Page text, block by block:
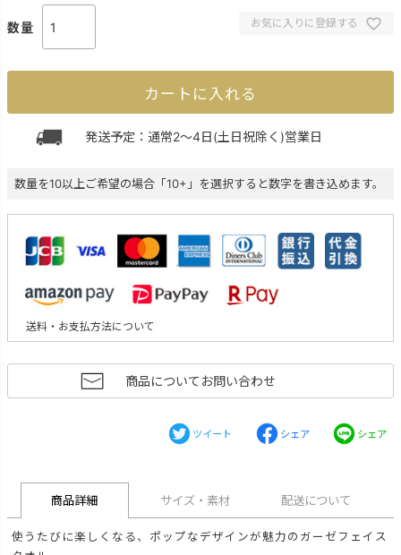
お気に入りに登録する
カートに入れる
発送予定：通常2～4日(土日祝除く)営業日
数量を10以上ご希望の場合「10+」を選択すると数字を書き込めます。
送料・お支払方法について
商品についてお問い合わせ
ツイート シェア シェア
商品詳細 サイズ・素材 配送について
使うたびに楽しくなる、ポップなデザインが魅力のガーゼフェイス